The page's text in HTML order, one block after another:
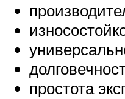
простота